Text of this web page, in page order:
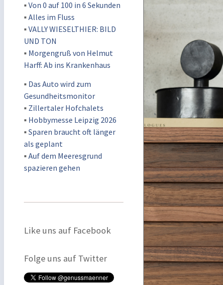
▪ Von 0 auf 100 in 6 Sekunden
▪ Alles im Fluss
▪ VALLY WIESELTHIER: BILD
UND TON
▪ Morgengruß von Helmut
Harff: Ab ins Krankenhaus
▪ Das Auto wird zum
Gesundheitsmonitor
▪ Zillertaler Hofchalets
▪ Hobbymesse Leipzig 2026
▪ Sparen braucht oft länger
als geplant
▪ Auf dem Meeresgrund
spazieren gehen
Like uns auf Facebook
Folge uns auf Twitter